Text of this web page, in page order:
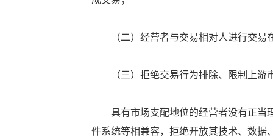
（二）经营者与交易相对人进行交易
（三）拒绝交易行为排除、限制上游
具有市场支配地位的经营者没有正当理
件系统等相兼容，拒绝开放其技术、数据